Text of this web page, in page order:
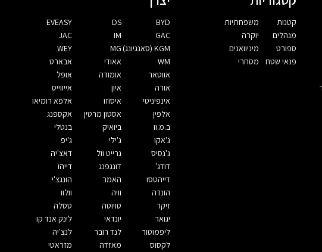
קטנות
מנהלים
ספורט
פנאי שטח
משפחתיות
יוקרה
מיניוואנים
מסחרי
BYD
DS
EVEASY
GAC
IM
JAC
KGM (סאנגיונג)
MG
WEY
WM
אאודי
אבארט
אווטאר
אומודה
אופל
אורה
איון
אייווייס
אינפיניטי
איסוזו
אלפא רומיאו
אלפין
אסטון מרטין
אקספנג
ב.מ.וו
ביואיק
בנטלי
ג'אקו
ג'ילי
ג'יפ
ג'נסיס
גרייט וול
דאצ'יה
דודג'
דונגפנג
דייהו
דייהטסו
האמר
הונגצ'י
הונדה
וויה
וולוו
זיקר
טויוטה
טסלה
יגואר
יונדאי
לינק אנד קו
ליפמוטור
לנד רובר
לנצ'יה
לקסוס
מאזדה
מזראטי